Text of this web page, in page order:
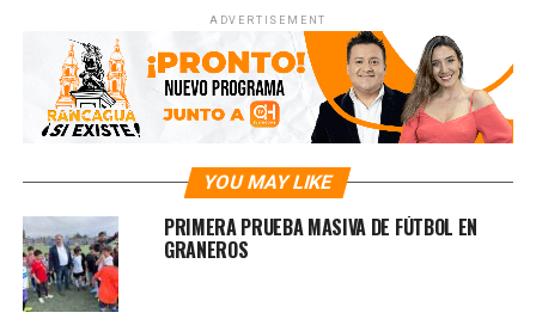
No se logró establecer el destino de los menores, pero sí
Abutom señaló se reportó la desaparición de una niña de
10 años y ya se efectuó la denuncia por presunta
desgracia.
MENORES NIÑOS
SENAME
VULNERACIÓN
UP NEXT
DENUNCIA CIUDADANA
ADVERTISEMENT
YOU MAY LIKE
PRIMERA PRUEBA MASIVA DE FÚTBOL EN
GRANEROS